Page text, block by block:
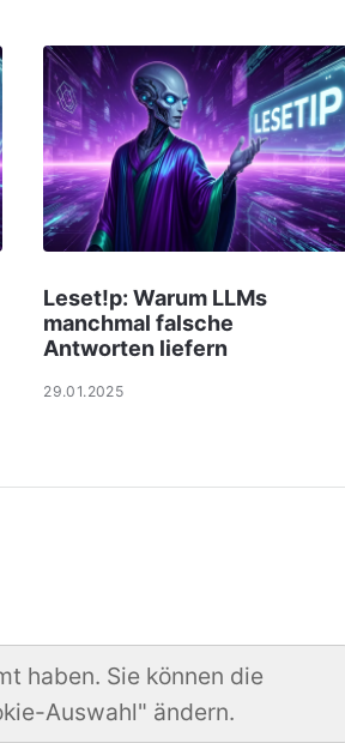
Leset!p: Warum LLMs
manchmal falsche
Antworten liefern
29.01.2025
haben. Sie können die
Auswahl" ändern.